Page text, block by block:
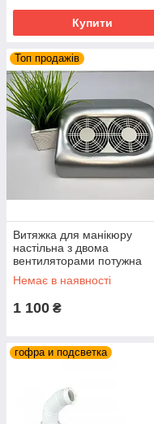
Купити
Топ продажів
Витяжка для манікюру
настільна з двома
вентиляторами потужна
професійна манікюрна
витяжка пилосос 65W
Немає в наявності
1 100 ₴
гофра и подсветка